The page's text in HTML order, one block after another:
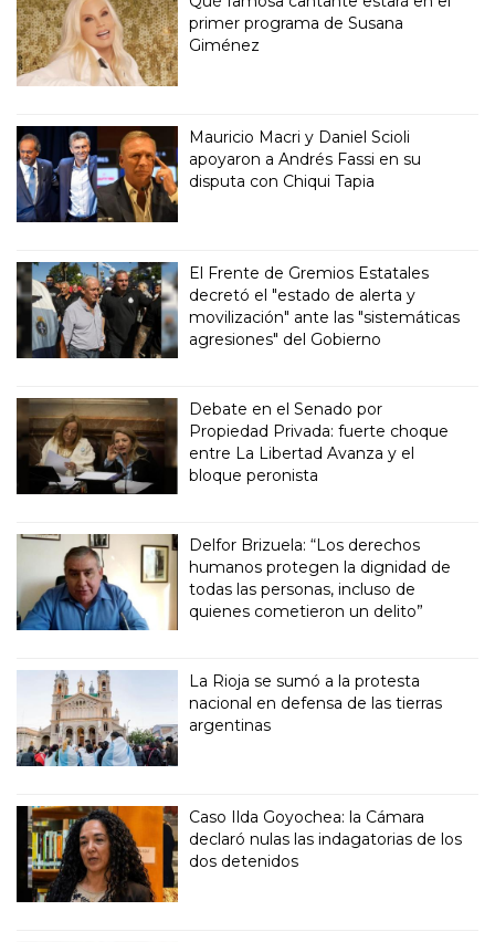
primer programa de Susana
Giménez
Mauricio Macri y Daniel Scioli
apoyaron a Andrés Fassi en su
disputa con Chiqui Tapia
El Frente de Gremios Estatales
decretó el "estado de alerta y
movilización" ante las "sistemáticas
agresiones" del Gobierno
Debate en el Senado por
Propiedad Privada: fuerte choque
entre La Libertad Avanza y el
bloque peronista
Delfor Brizuela: “Los derechos
humanos protegen la dignidad de
todas las personas, incluso de
quienes cometieron un delito”
La Rioja se sumó a la protesta
nacional en defensa de las tierras
argentinas
Caso Ilda Goyochea: la Cámara
declaró nulas las indagatorias de los
dos detenidos